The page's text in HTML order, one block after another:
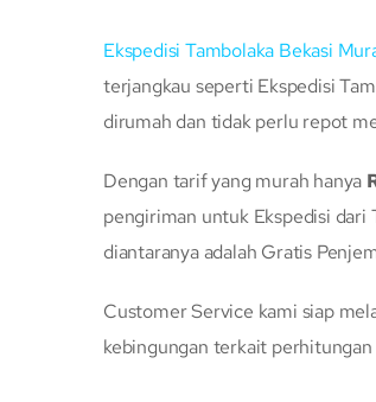
Ekspedisi Tambolaka Bekasi
terjangkau seperti Ekspedisi
dirumah dan tidak perlu repot
Dengan tarif yang murah hanya
pengiriman untuk Ekspedisi dari
diantaranya adalah Gratis
Customer Service kami siap
kebingungan terkait